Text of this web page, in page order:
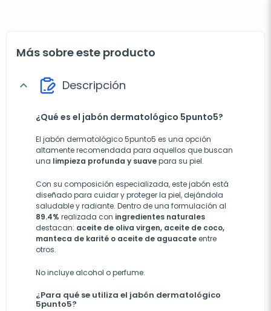
Más sobre este producto
expand_more Descripción
¿Qué es el jabón dermatológico 5punto5?
El jabón dermatológico 5punto5 es una opción
altamente recomendada para aquellos que buscan
una limpieza profunda y suavepara su piel.
Con su composición especializada, este jabón está
diseñado para cuidar y proteger la piel, dejándola
saludable y radiante. Dentro de una formulación al
89.4% realizada con ingredientes naturales
destacan: aceite de oliva virgen, aceite de coco,
manteca de karité o aceite de aguacateentre
otros.
No incluye alcohol o perfume.
¿Para qué se utiliza el jabón dermatológico
5punto5?